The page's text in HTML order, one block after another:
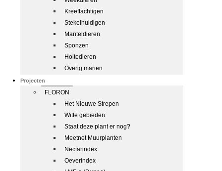
Kreeftachtigen
Stekelhuidigen
Manteldieren
Sponzen
Holtedieren
Overig marien
Projecten
FLORON
Het Nieuwe Strepen
Witte gebieden
Staat deze plant er nog?
Meetnet Muurplanten
Nectarindex
Oeverindex